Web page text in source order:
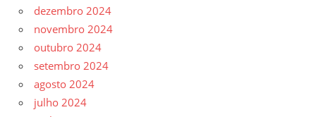
dezembro 2024
novembro 2024
outubro 2024
setembro 2024
agosto 2024
julho 2024